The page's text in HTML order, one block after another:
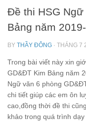
Đề thi HSG
Bảng năm
BY THẦY ĐÔNG · THÁNG 7
Trong bài viết này xin
GD&ĐT Kim Bảng năm
Ngữ văn 6 phòng
chi tiết giúp các em ôn
cao,đồng thời đề thi
khảo trong quá trình